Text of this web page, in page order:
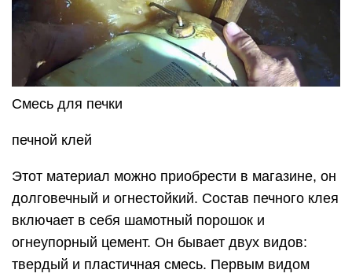
Смесь для печки
печной клей
Этот материал можно приобрести в магазине, он
долговечный и огнестойкий. Состав печного клея
включает в себя шамотный порошок и
огнеупорный цемент. Он бывает двух видов:
твердый и пластичная смесь. Первым видом